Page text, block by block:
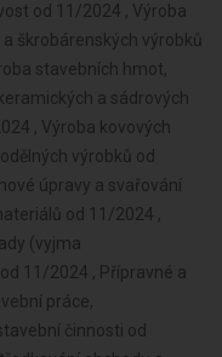
od 11/2024 , Výroba
škrobárenských výrobků
stavebních hmot,
a sádrových
, Výroba kovových
výrobků od
úpravy a svařování
od 11/2024 ,
(vyjma
11/2024 , Přípravné a
práce,
činnosti od